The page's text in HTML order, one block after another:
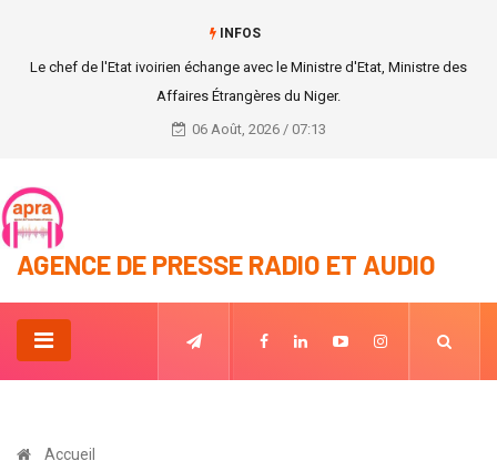
INFOS
Le chef de l'Etat ivoirien échange avec le Ministre d'Etat, Ministre des
Affaires Étrangères du Niger.
06 Août, 2026 / 07:13
AGENCE DE PRESSE RADIO ET AUDIO
Accueil